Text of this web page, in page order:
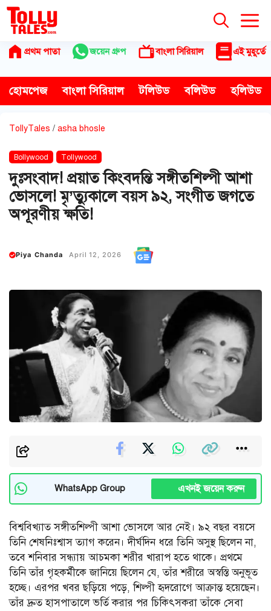
Skip
content
প্রথম পাতা জয়েন গ্রুপ বাংলা সিরিয়াল এই মুহূর্তে
হোমপেজ বাংলা সিরিয়াল টলিউড বলিউড হলিউড
TollyTales / asha bhosle
Bollywood Tollywood
দুঃসংবাদ! প্রয়াত কিংবদন্তি সঙ্গীতশিল্পী আশা
ভোসলে! মৃ’ত্যুকালে বয়স ৯২, সংগীত জগতে
অপূরণীয় ক্ষতি!
Piya Chanda April 12, 2026
WhatsApp Group এখনই জয়েন করুন
বিশ্ববিখ্যাত সঙ্গীতশিল্পী আশা ভোসলে আর নেই। ৯২ বছর বয়সে
তিনি শেষনিঃশ্বাস ত্যাগ করেন। দীর্ঘদিন ধরে তিনি অসুস্থ ছিলেন না,
তবে শনিবার সন্ধ্যায় আচমকা শরীর খারাপ হতে থাকে। প্রথমে
তিনি তাঁর গৃহকর্মীকে জানিয়ে ছিলেন যে, তাঁর শরীরে অস্বস্তি অনুভূত
হচ্ছে। এরপর খবর ছড়িয়ে পড়ে, শিল্পী হৃদরোগে আক্রান্ত হয়েছেন।
তাঁর দ্রুত হাসপাতালে ভর্তি করার পর চিকিৎসকরা তাঁকে সেবা